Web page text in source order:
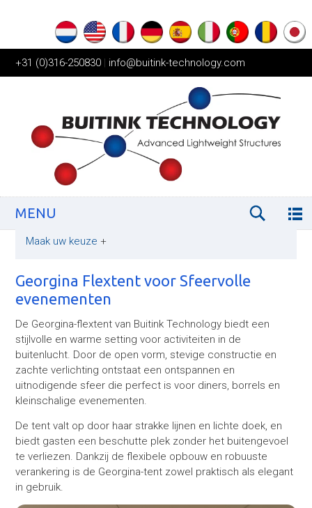
+31 (0)316-250830 | info@buitink-technology.com
MENU
Maak uw keuze +
Georgina Flextent voor Sfeervolle
evenementen
De Georgina-flextent van Buitink Technology biedt een
stijlvolle en warme setting voor activiteiten in de
buitenlucht. Door de open vorm, stevige constructie en
zachte verlichting ontstaat een ontspannen en
uitnodigende sfeer die perfect is voor diners, borrels en
kleinschalige evenementen.
De tent valt op door haar strakke lijnen en lichte doek, en
biedt gasten een beschutte plek zonder het buitengevoel
te verliezen. Dankzij de flexibele opbouw en robuuste
verankering is de Georgina-tent zowel praktisch als elegant
in gebruik.